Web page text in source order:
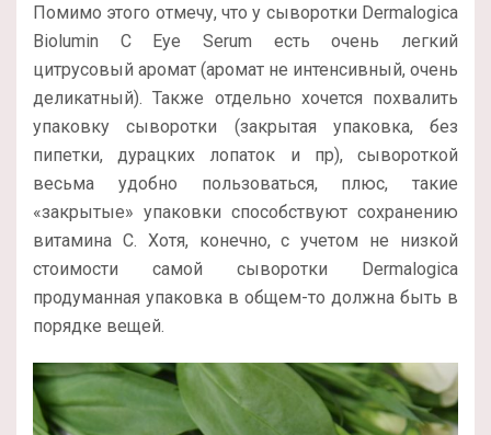
Помимо этого отмечу, что у сыворотки Dermalogica
Biolumin C Eye Serum есть очень легкий
цитрусовый аромат (аромат не интенсивный, очень
деликатный). Также отдельно хочется похвалить
упаковку сыворотки (закрытая упаковка, без
пипетки, дурацких лопаток и пр), сывороткой
весьма удобно пользоваться, плюс, такие
«закрытые» упаковки способствуют сохранению
витамина С. Хотя, конечно, с учетом не низкой
стоимости самой сыворотки Dermalogica
продуманная упаковка в общем-то должна быть в
порядке вещей.